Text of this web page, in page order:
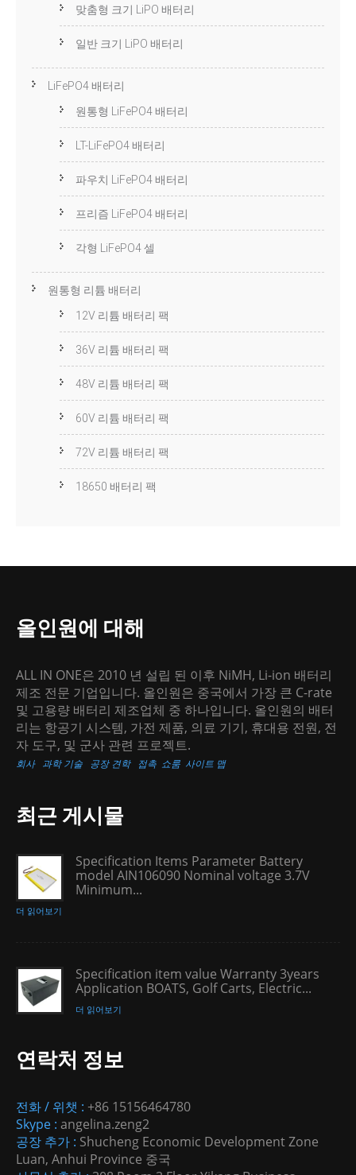
맞춤형 크기 LiPO 배터리
일반 크기 LiPO 배터리
LiFePO4 배터리
원통형 LiFePO4 배터리
LT-LiFePO4 배터리
파우치 LiFePO4 배터리
프리즘 LiFePO4 배터리
각형 LiFePO4 셀
원통형 리튬 배터리
12V 리튬 배터리 팩
36V 리튬 배터리 팩
48V 리튬 배터리 팩
60V 리튬 배터리 팩
72V 리튬 배터리 팩
18650 배터리 팩
올인원에 대해
ALL IN ONE은 2010 년 설립 된 이후 NiMH, Li-ion 배터리
제조 전문 기업입니다. 올인원은 중국에서 가장 큰 C-rate
및 고용량 배터리 제조업체 중 하나입니다. 올인원의 배터
리는 항공기 시스템, 가전 제품, 의료 기기, 휴대용 전원, 전
자 도구, 및 군사 관련 프로젝트.
회사 과학 기술 공장 견학 접촉 쇼룸 사이트 맵
최근 게시물
Specification Items Parameter Battery
model AIN106090 Nominal voltage 3.7V
Minimum...
더 읽어보기
Specification item value Warranty 3years
Application BOATS, Golf Carts, Electric...
더 읽어보기
연락처 정보
전화 / 위챗 : +86 15156464780
Skype : angelina.zeng2
공장 추가 : Shucheng Economic Development Zone
Luan, Anhui Province 중국